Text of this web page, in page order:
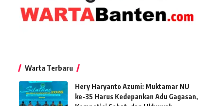
Warta Terbaru
Hery Haryanto Azumi: Muktamar NU
ke-35 Harus Kedepankan Adu Gagasan,